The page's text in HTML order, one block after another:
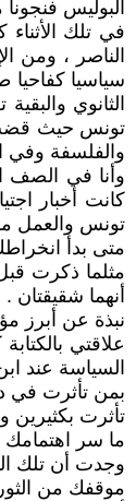
البوليس
في تلك
الناصر ، ومن
سياسيا
الثانوي
تونس حيث قضت
والفلسفة وفي
وأنا في الصف
كانت أخبار
تونس والعمل
متى بدأ
مثلما ذكرت
أنهما شقيقتان .
نبذة عن أبرز
علاقتي
السياسة عند
بمن تأثرت
تأثرت
ما سر اهتمامك
وجدت أن تلك
موقفك من